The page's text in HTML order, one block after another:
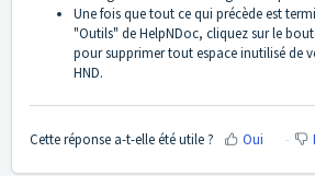
Une fois que tout ce qui précède est
"Outils" de HelpNDoc, cliquez sur le
pour supprimer tout espace inutilisé de
HND.
Cette réponse a-t-elle été utile ? Oui